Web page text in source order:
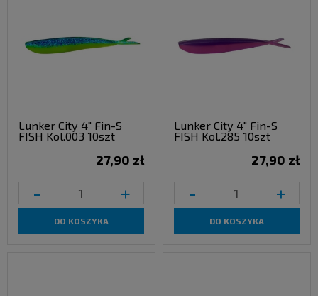
Lunker City 4" Fin-S
FISH Kol.003 10szt
27,90 zł
- +
DO KOSZYKA
Lunker City 4" Fin-S
FISH Kol.285 10szt
27,90 zł
- +
DO KOSZYKA